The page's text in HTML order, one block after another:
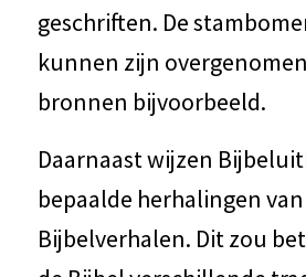
geschriften. De
kunnen zijn
bronnen bijvoorbeeld.
Daarnaast wijzen
bepaalde herhalingen van
Bijbelverhalen. Dit zou